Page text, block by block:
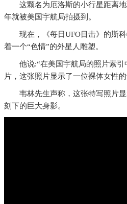
这颗名为厄洛斯的小行星距离
年就被美国宇航局拍摄到。
现在，《每日UFO目击》的斯
着一个“色情”的外星人雕塑。
他说:“在美国宇航局的照片索
片，这张照片显示了一位裸体女性
韦林先生声称，这张特写照片
刻下的巨大身影。